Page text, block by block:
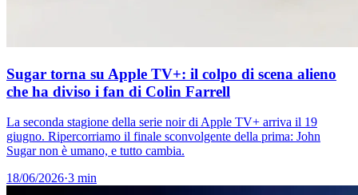
Sugar torna su Apple TV+: il colpo di scena alieno
che ha diviso i fan di Colin Farrell
La seconda stagione della serie noir di Apple TV+ arriva il 19
giugno. Ripercorriamo il finale sconvolgente della prima: John
Sugar non è umano, e tutto cambia.
18/06/2026·3 min